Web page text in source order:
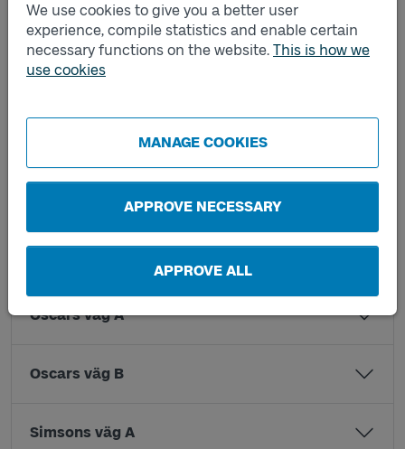
We use cookies to give you a better user
experience, compile statistics and enable certain
necessary functions on the website. This is how we
use cookies
MANAGE COOKIES
APPROVE NECESSARY
APPROVE ALL
Jörlanda kyrka A
Jörlanda kyrka B
Jörlanda skola A
Oscars väg A
Oscars väg B
Simsons väg A